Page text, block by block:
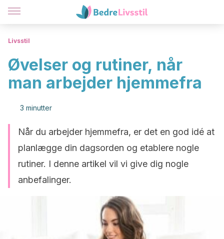
Livsstil
Øvelser og rutiner, når
man arbejder hjemmefra
3 minutter
Når du arbejder hjemmefra, er det en god idé at
planlægge din dagsorden og etablere nogle
rutiner. I denne artikel vil vi give dig nogle
anbefalinger.